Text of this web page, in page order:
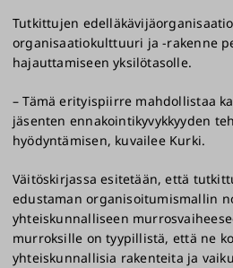
Tutkittujen
organisaatiokulttuuri ja -rakenne
hajauttamiseen yksilötasolle.
– Tämä erityispiirre mahdollistaa
jäsenten ennakointikyvykkyyden
hyödyntämisen, kuvailee Kurki.
Väitöskirjassa esitetään, että
edustaman organisoitumismallin
yhteiskunnalliseen
murroksille on tyypillistä, että ne
yhteiskunnallisia rakenteita ja